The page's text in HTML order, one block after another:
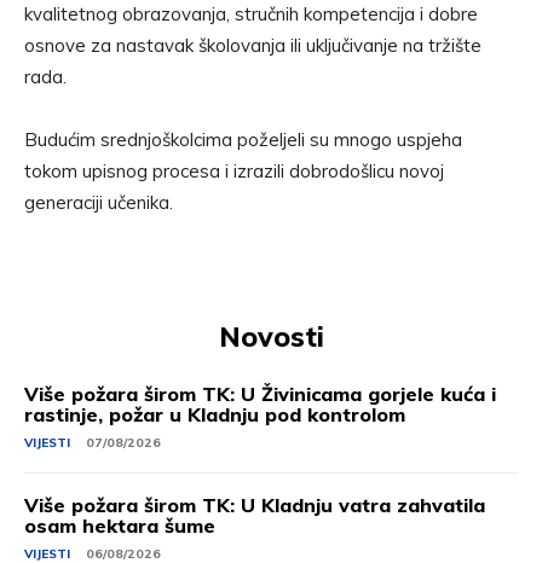
kvalitetnog obrazovanja, stručnih kompetencija i dobre
osnove za nastavak školovanja ili uključivanje na tržište
rada.
Budućim srednjoškolcima poželjeli su mnogo uspjeha
tokom upisnog procesa i izrazili dobrodošlicu novoj
generaciji učenika.
Novosti
Više požara širom TK: U Živinicama gorjele kuća i
rastinje, požar u Kladnju pod kontrolom
VIJESTI 07/08/2026
Više požara širom TK: U Kladnju vatra zahvatila
osam hektara šume
VIJESTI 06/08/2026